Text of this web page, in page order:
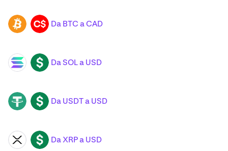
BTC CAD Da BTC a CAD
SOL USD Da SOL a USD
USDT USD Da USDT a USD
XRP USD Da XRP a USD